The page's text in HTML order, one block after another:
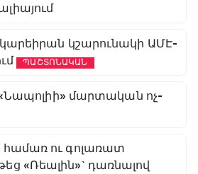
կարեիրան կշարունակի ԱՄԷ-
ՊԱՇՏՈՆԱԿԱՆ
մարտական ոչ-
ու գոլառատ
«Ռեալին»` դառնալով